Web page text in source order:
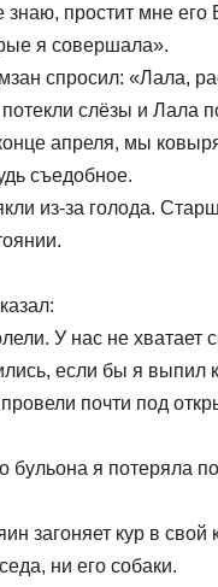
простит мне
я совершала».
спросил: «Лала,
слёзы и Лала
апреля, мы
съедобное.
из-за голода.
У нас не хватает
если бы я выпил
почти под
бульона я потеряла
загоняет кур в
ни его собаки.